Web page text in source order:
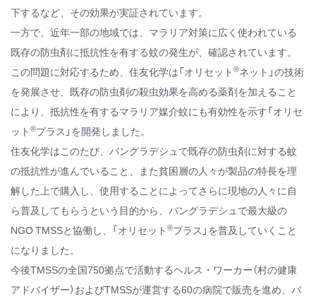
下するなど、その効果が実証されています。
一方で、近年一部の地域では、マラリア対策に広く使われている
既存の防虫剤に抵抗性を有する蚊の発生が、確認されています。
この問題に対応するため、住友化学は「オリセット ®ネット」の技術
を発展させ、既存の防虫剤の殺虫効果を高める薬剤を加えること
により、抵抗性を有するマラリア媒介蚊にも有効性を示す「オリセ
ット ®プラス」を開発しました。
住友化学はこのたび、バングラデシュで既存の防虫剤に対する蚊
の抵抗性が進んでいること、また貧困層の人々が製品の特長を理
解した上で購入し、使用することによってさらに現地の人々に自
ら普及してもらうという目的から、バングラデシュで最大級の
NGO TMSSと協働し、「オリセット ®プラス」を普及していくこと
になりました。
今後TMSSの全国750拠点で活動するヘルス・ワーカー（村の健康
アドバイザー）およびTMSSが運営する60の病院で販売を進め、バ